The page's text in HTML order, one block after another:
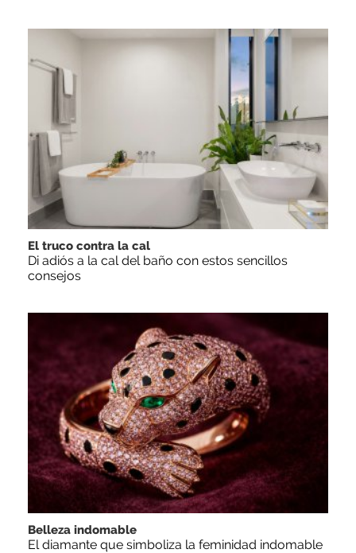
El truco contra la cal
Di adiós a la cal del baño con estos sencillos
consejos
Belleza indomable
El diamante que simboliza la feminidad indomable